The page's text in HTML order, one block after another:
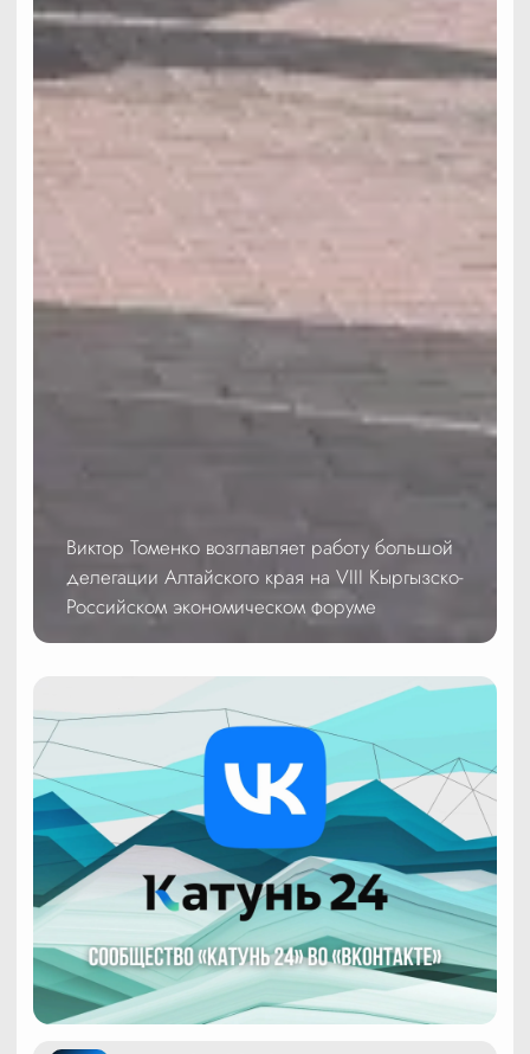
Виктор Томенко возглавляет работу большой
делегации Алтайского края на VIII Кыргызско-
Российском экономическом форуме